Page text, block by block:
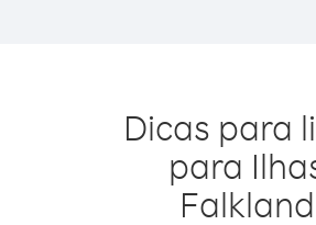
Dicas para
para
Falkland